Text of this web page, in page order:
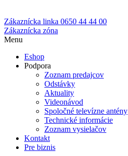
Zákaznícka linka 0650 44 44 00
Zákaznícka zóna
Menu
Eshop
Podpora
Zoznam predajcov
Odstávky
Aktuality
Videonávod
Spoločné televízne antény
Technické informácie
Zoznam vysielačov
Kontakt
Pre biznis